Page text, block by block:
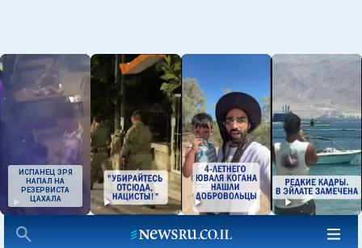
ИСПАНЕЦ ЗРЯ
НАПАЛ НА
РЕЗЕРВИСТА
ЦАХАЛА